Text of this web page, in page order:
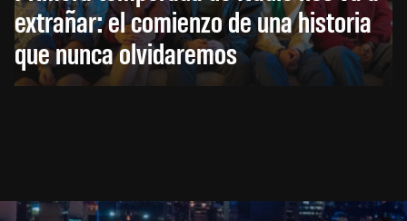
extrañar: el comienzo de una historia
que nunca olvidaremos